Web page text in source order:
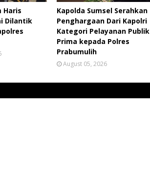
Haris
Dilantik
Kapolda Sumsel Serahkan
Penghargaan Dari Kapolri
Kategori Pelayanan Publik
Prima kepada Polres
Prabumulih
August 05, 2026